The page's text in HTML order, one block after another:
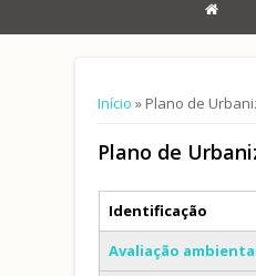
Está aqui
Início » Plano de
Plano de
Separadores
Identificação
(separador ativo)
Avaliação